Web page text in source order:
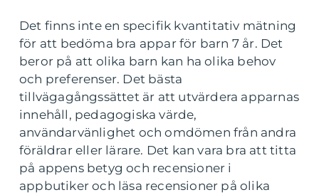
Det finns inte en specifik kvantitativ mätning
för att bedöma bra appar för barn 7 år. Det
beror på att olika barn kan ha olika behov
och preferenser. Det bästa
tillvägagångssättet är att utvärdera apparnas
innehåll, pedagogiska värde,
användarvänlighet och omdömen från andra
föräldrar eller lärare. Det kan vara bra att titta
på appens betyg och recensioner i
appbutiker och läsa recensioner på olika